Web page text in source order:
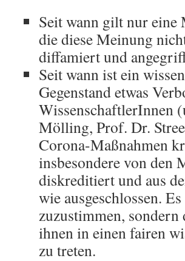
Seit wann gilt nur eine
die diese Meinung
diffamiert und
Seit wann ist ein
Gegenstand etwas
WissenschaftlerInnen
Mölling, Prof. Dr.
Corona-Maßnahmen
insbesondere von den
diskreditiert und aus
wie ausgeschlossen.
zuzustimmen,
ihnen in einen fairen
zu treten.